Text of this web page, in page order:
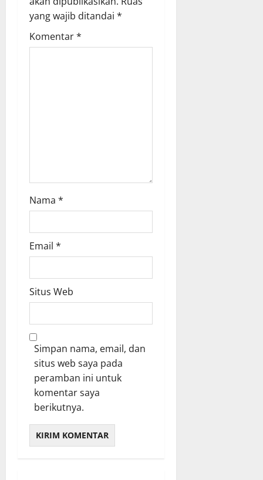
i
o
yang wajib ditandai *
Komentar*
Nama *
Email *
Situs Web
Simpan nama, email, dan
situs web saya pada
peramban ini untuk
komentar saya
berikutnya.